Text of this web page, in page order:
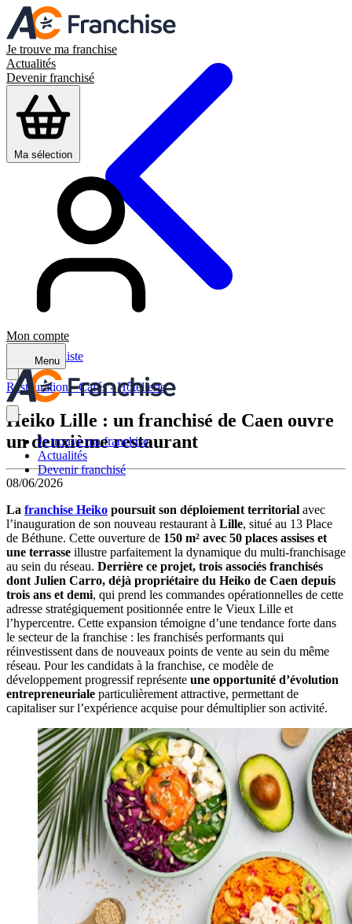
Je trouve ma franchise
Actualités
Devenir franchisé
Ma sélection
Mon compte
Menu
Je trouve ma franchise
Actualités
Devenir franchisé
Retour à la liste
Restauration - Cafés - Hôtellerie
Heiko Lille : un franchisé de Caen ouvre
un deuxième restaurant
08/06/2026
La franchise Heiko poursuit son déploiement territorial avec
l’inauguration de son nouveau restaurant à Lille, situé au 13 Place
de Béthune. Cette ouverture de 150 m² avec 50 places assises et
une terrasse illustre parfaitement la dynamique du multi-franchisage
au sein du réseau. Derrière ce projet, trois associés franchisés
dont Julien Carro, déjà propriétaire du Heiko de Caen depuis
trois ans et demi, qui prend les commandes opérationnelles de cette
adresse stratégiquement positionnée entre le Vieux Lille et
l’hypercentre. Cette expansion témoigne d’une tendance forte dans
le secteur de la franchise : les franchisés performants qui
réinvestissent dans de nouveaux points de vente au sein du même
réseau. Pour les candidats à la franchise, ce modèle de
développement progressif représente une opportunité d’évolution
entrepreneuriale particulièrement attractive, permettant de
capitaliser sur l’expérience acquise pour démultiplier son activité.